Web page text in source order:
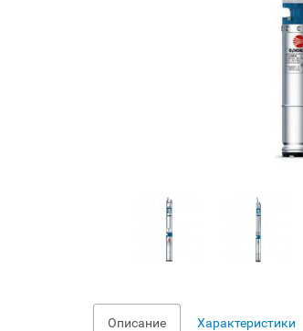
Описание Характеристики